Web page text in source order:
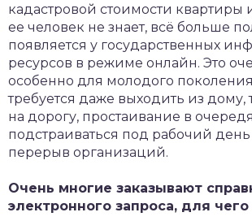
кадастровой стоимости квартиры
ее человек не знает, всё больше
появляется у государственных
ресурсов в режиме онлайн. Это
особенно для молодого
требуется даже выходить из дому,
на дорогу, простаивание в
подстраиваться под рабочий
перерыв организаций.
Очень многие заказывают
электронного запроса, для